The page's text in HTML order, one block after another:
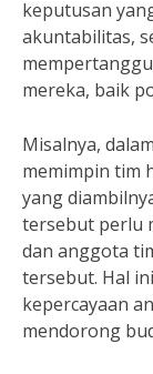
keputusan
akuntabilitas,
mereka, baik
Misalnya,
memimpin tim
yang
tersebut perlu
dan anggota
tersebut. Hal
kepercayaan
mendorong